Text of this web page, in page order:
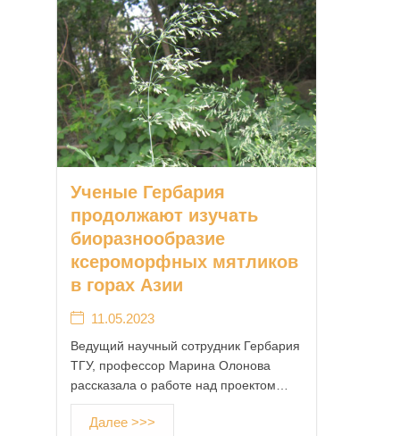
Ученые Гербария
продолжают изучать
биоразнообразие
ксероморфных мятликов
в горах Азии
11.05.2023
Ведущий научный сотрудник Гербария
ТГУ, профессор Марина Олонова
рассказала о работе над проектом…
Далее >>>